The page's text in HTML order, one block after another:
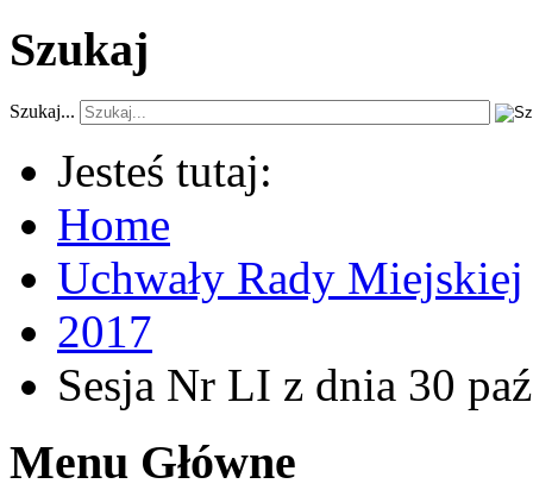
Szukaj
Szukaj...
Jesteś tutaj:
Home
Uchwały Rady Miejskiej
2017
Sesja Nr LI z dnia 30
Menu Główne